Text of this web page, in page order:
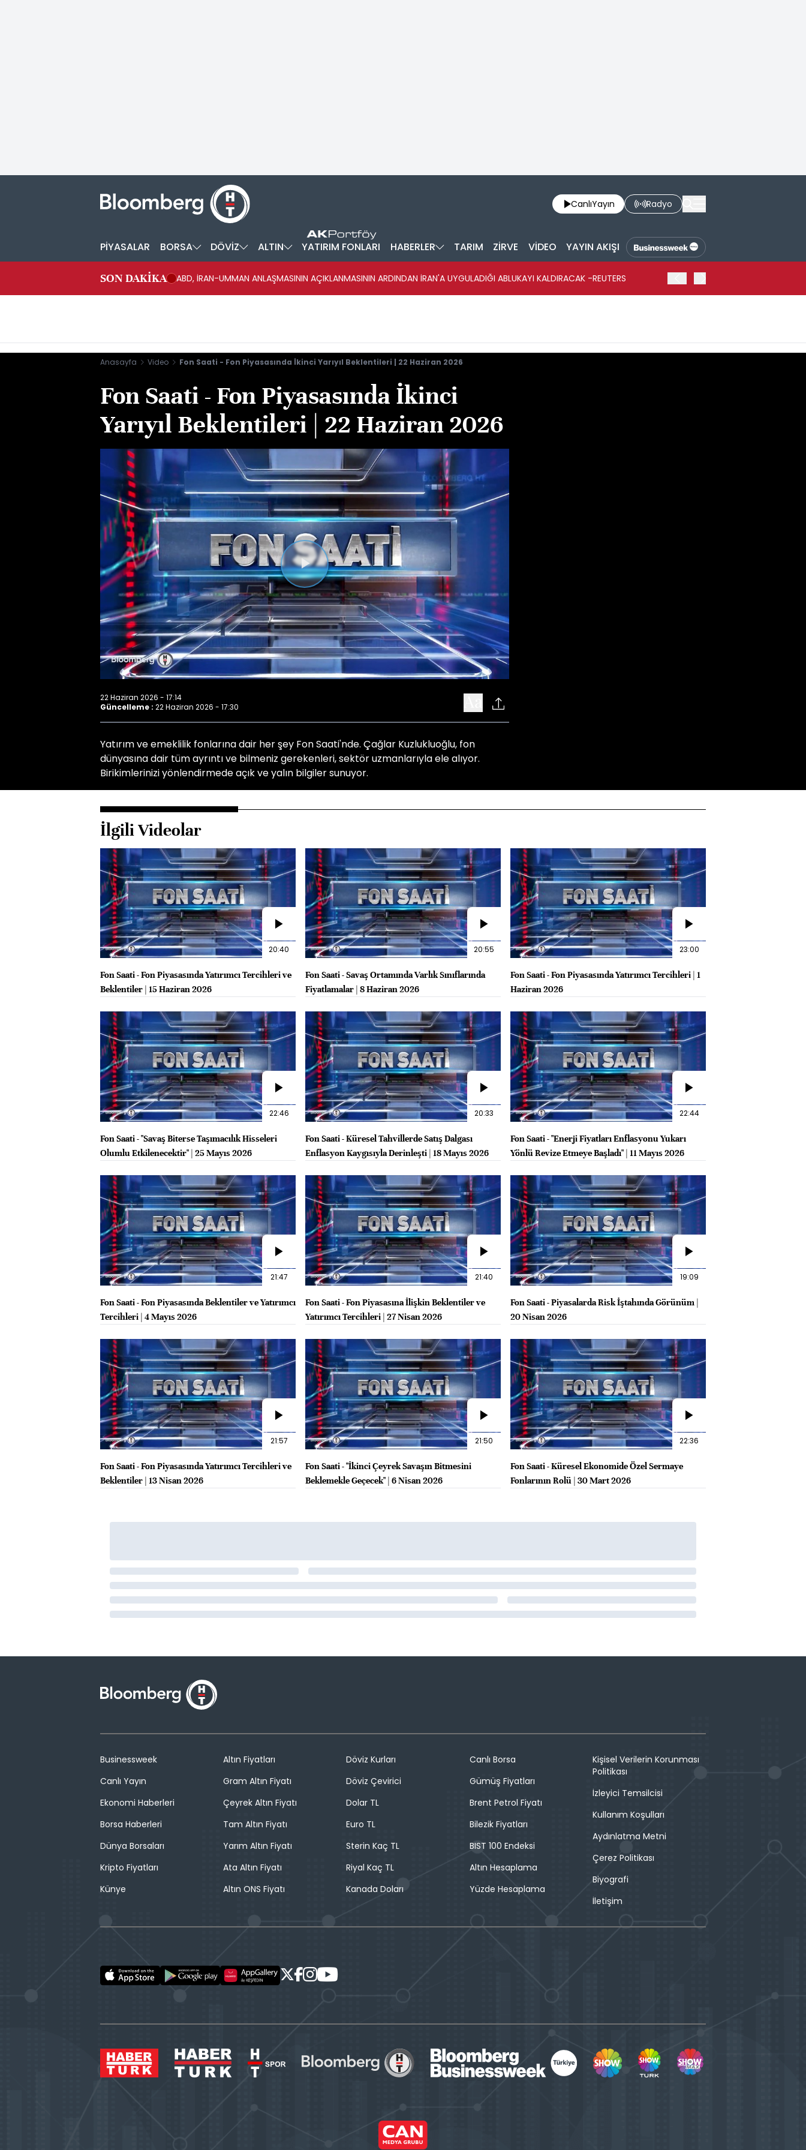
CanlıYayın Radyo
PİYASALAR BORSA DÖVİZ ALTIN YATIRIM FONLARI HABERLER TARIM ZİRVE VİDEO YAYIN AKIŞI
SON DAKİKA ABD, İRAN-UMMAN ANLAŞMASININ AÇIKLANMASININ ARDINDAN İRAN'A UYGULADIĞI ABLUKAYI KALDIRACAK -REUTERS
Anasayfa Video Fon Saati - Fon Piyasasında İkinci Yarıyıl Beklentileri | 22 Haziran 2026
Fon Saati - Fon Piyasasında İkinci
Yarıyıl Beklentileri | 22 Haziran 2026
Videoyu
Oynat
22 Haziran 2026 - 17:14
Güncelleme : 22 Haziran 2026 - 17:30
Yatırım ve emeklilik fonlarına dair her şey Fon Saati'nde. Çağlar Kuzlukluoğlu, fon
dünyasına dair tüm ayrıntı ve bilmeniz gerekenleri, sektör uzmanlarıyla ele alıyor.
Birikimlerinizi yönlendirmede açık ve yalın bilgiler sunuyor.
İlgili Videolar
20:40
Fon Saati - Fon Piyasasında Yatırımcı Tercihleri ve
Beklentiler | 15 Haziran 2026
20:55
Fon Saati - Savaş Ortamında Varlık Sınıflarında
Fiyatlamalar | 8 Haziran 2026
23:00
Fon Saati - Fon Piyasasında Yatırımcı Tercihleri | 1
Haziran 2026
22:46
Fon Saati - "Savaş Biterse Taşımacılık Hisseleri
Olumlu Etkilenecektir" | 25 Mayıs 2026
20:33
Fon Saati - Küresel Tahvillerde Satış Dalgası
Enflasyon Kaygısıyla Derinleşti | 18 Mayıs 2026
22:44
Fon Saati - "Enerji Fiyatları Enflasyonu Yukarı
Yönlü Revize Etmeye Başladı" | 11 Mayıs 2026
21:47
Fon Saati - Fon Piyasasında Beklentiler ve Yatırımcı
Tercihleri | 4 Mayıs 2026
21:40
Fon Saati - Fon Piyasasına İlişkin Beklentiler ve
Yatırımcı Tercihleri | 27 Nisan 2026
19:09
Fon Saati - Piyasalarda Risk İştahında Görünüm |
20 Nisan 2026
21:57
Fon Saati - Fon Piyasasında Yatırımcı Tercihleri ve
Beklentiler | 13 Nisan 2026
21:50
Fon Saati - "İkinci Çeyrek Savaşın Bitmesini
Beklemekle Geçecek" | 6 Nisan 2026
22:36
Fon Saati - Küresel Ekonomide Özel Sermaye
Fonlarının Rolü | 30 Mart 2026
Businessweek
Canlı Yayın
Ekonomi Haberleri
Borsa Haberleri
Dünya Borsaları
Kripto Fiyatları
Künye
Altın Fiyatları
Gram Altın Fiyatı
Çeyrek Altın Fiyatı
Tam Altın Fiyatı
Yarım Altın Fiyatı
Ata Altın Fiyatı
Altın ONS Fiyatı
Döviz Kurları
Döviz Çevirici
Dolar TL
Euro TL
Sterin Kaç TL
Riyal Kaç TL
Kanada Doları
Canlı Borsa
Gümüş Fiyatları
Brent Petrol Fiyatı
Bilezik Fiyatları
BIST 100 Endeksi
Altın Hesaplama
Yüzde Hesaplama
Kişisel Verilerin Korunması
Politikası
İzleyici Temsilcisi
Kullanım Koşulları
Aydınlatma Metni
Çerez Politikası
Biyografi
İletişim